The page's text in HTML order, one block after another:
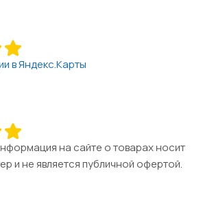
в Яндекс.Карты
на сайте о товарах носит
и не является публичной офертой.